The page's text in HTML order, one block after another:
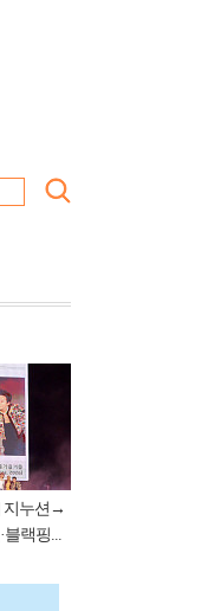
지누션→
블랙핑...